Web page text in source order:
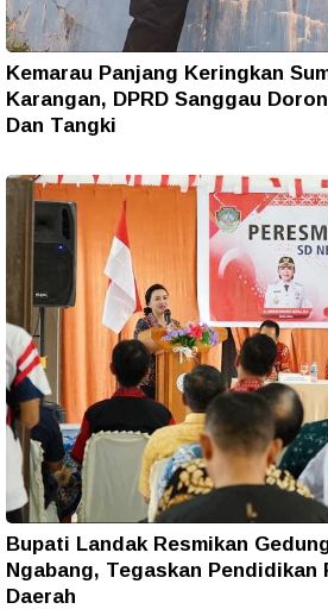
Kemarau Panjang Keringkan
Karangan, DPRD Sanggau
Dan Tangki
Bupati Landak Resmikan
Ngabang, Tegaskan Pendidikan
Daerah